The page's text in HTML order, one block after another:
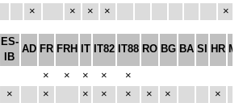
× × × × ×
ES-
IB
AD FR FRH IT IT82 IT88 RO BG BA SI HR
× × × ×
×
× × × × × × ×
×